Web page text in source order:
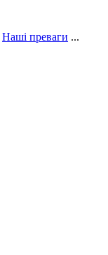
Наші преваги ...